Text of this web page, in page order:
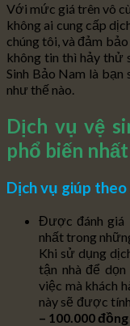
Với mức giá trên vô
không ai cung cấp
chúng tôi, và đảm
không tin thì hảy thử
Sinh Bảo Nam là bạn
như thế nào.
Dịch vụ vệ
phổ biến
Dịch vụ giúp
Được đánh giá
nhất trong
Khi sử dụng
tận nhà để
việc mà khách
này sẽ được
– 100.000